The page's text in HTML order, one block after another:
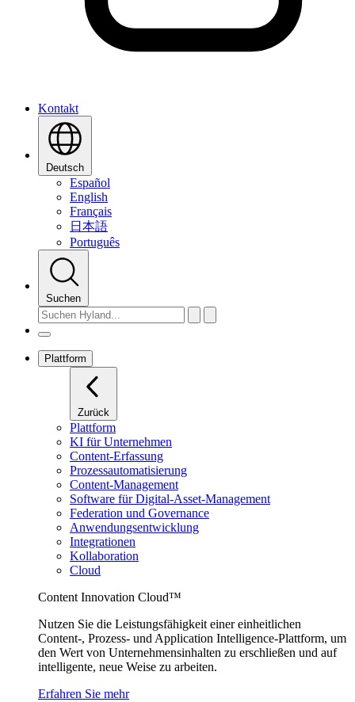
Kontakt
Deutsch
Español
English
Français
日本語
Português
Suchen
Plattform
Zurück
Plattform
KI für Unternehmen
Content-Erfassung
Prozessautomatisierung
Content-Management
Software für Digital-Asset-Management
Federation und Governance
Anwendungsentwicklung
Integrationen
Kollaboration
Cloud
Content Innovation Cloud™
Nutzen Sie die Leistungsfähigkeit einer einheitlichen
Content-, Prozess- und Application Intelligence-Plattform, um
den Wert von Unternehmensinhalten zu erschließen und auf
intelligente, neue Weise zu arbeiten.
Erfahren Sie mehr